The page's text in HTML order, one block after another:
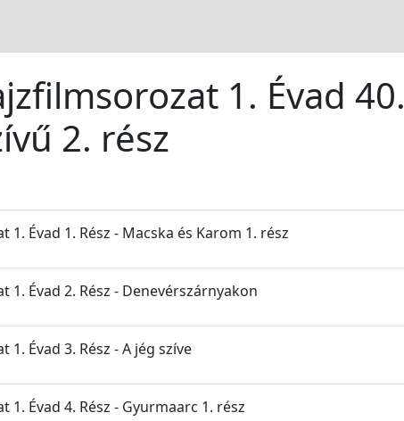
1. Évad 40.
2. rész
Évad 1. Rész - Macska és Karom 1. rész
1. Évad 2. Rész - Denevérszárnyakon
Évad 3. Rész - A jég szíve
Évad 4. Rész - Gyurmaarc 1. rész